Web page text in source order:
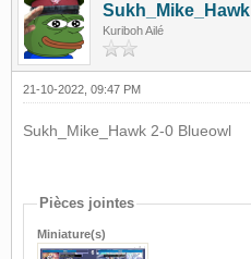
Sukh_Mike_Hawk
Kuriboh Ailé
21-10-2022, 09:47 PM
Sukh_Mike_Hawk 2-0 Blueowl
Pièces jointes
Miniature(s)